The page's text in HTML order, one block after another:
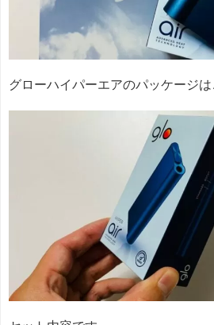
グローハイパーエアのパッケージは